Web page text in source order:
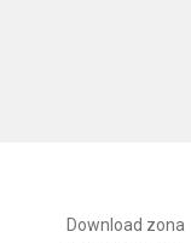
Download zona